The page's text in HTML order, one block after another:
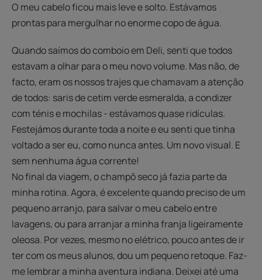
O meu cabelo ficou mais leve e solto. Estávamos
prontas para mergulhar no enorme copo de água.
Quando saímos do comboio em Deli, senti que todos
estavam a olhar para o meu novo volume. Mas não, de
facto, eram os nossos trajes que chamavam a atenção
de todos: saris de cetim verde esmeralda, a condizer
com ténis e mochilas - estávamos quase ridículas.
Festejámos durante toda a noite e eu senti que tinha
voltado a ser eu, como nunca antes. Um novo visual. E
sem nenhuma água corrente!
No final da viagem, o champô seco já fazia parte da
minha rotina. Agora, é excelente quando preciso de um
pequeno arranjo, para salvar o meu cabelo entre
lavagens, ou para arranjar a minha franja ligeiramente
oleosa. Por vezes, mesmo no elétrico, pouco antes de ir
ter com os meus alunos, dou um pequeno retoque. Faz-
me lembrar a minha aventura indiana. Deixei até uma